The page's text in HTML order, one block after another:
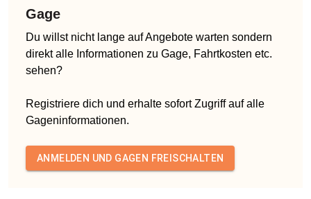
Gage
Du willst nicht lange auf Angebote warten sondern
direkt alle Informationen zu Gage, Fahrtkosten etc.
sehen?
Registriere dich und erhalte sofort Zugriff auf alle
Gageninformationen.
ANMELDEN UND GAGEN FREISCHALTEN